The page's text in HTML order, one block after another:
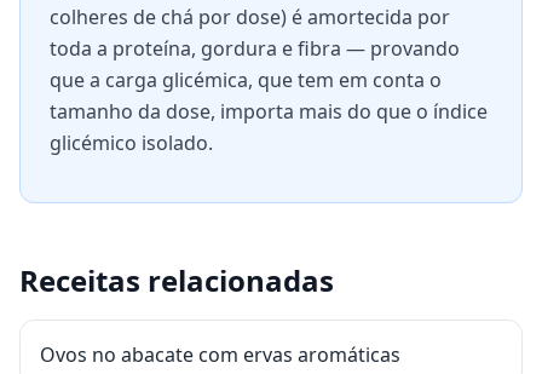
colheres de chá por dose) é amortecida por
toda a proteína, gordura e fibra — provando
que a carga glicémica, que tem em conta o
tamanho da dose, importa mais do que o índice
glicémico isolado.
Receitas relacionadas
Ovos no abacate com ervas aromáticas